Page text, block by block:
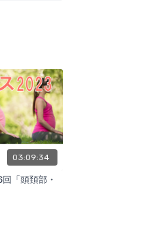
03:09:34
「頭頚部・